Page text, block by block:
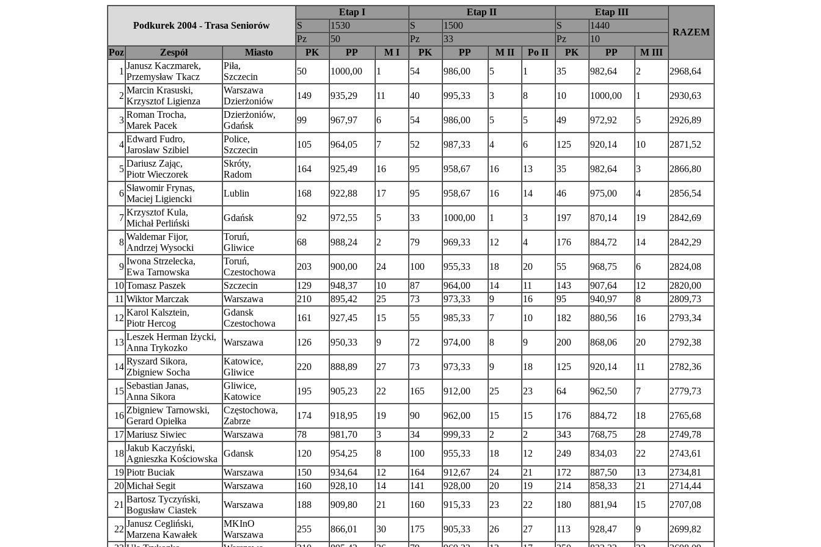
Podkurek 2004 - Trasa Seniorów
Etap I Etap II
Etap III
RAZEM
S 1530 S 1500 S
1440
Pz
50 Pz 33 Pz
10
Poz
Zespół Miasto PK PP M I PK PP M II Po II PK PP
M III
1
Janusz Kaczmarek,
Przemysław Tkacz
Piła,
Szczecin
50 1000,00 1 54 986,00 5 1 35 982,64 2 2968,64
2
Marcin Krasuski,
Krzysztof Ligienza
Warszawa
Dzierżoniów
149 935,29 11 40 995,33 3 8 10 1000,00 1 2930,63
3
Roman Trocha,
Marek Pacek
Dzierżoniów,
Gdańsk
99 967,97 6 54 986,00 5 5 49 972,92 5 2926,89
4
Edward Fudro,
Jarosław Szibiel
Police,
Szczecin
105 964,05 7 52 987,33 4 6 125 920,14 10 2871,52
5
Dariusz Zając,
Piotr Wieczorek
Skróty,
Radom
164 925,49 16 95 958,67 16 13 35 982,64 3 2866,80
6
Sławomir Frynas,
Maciej Ligiencki
Lublin 168 922,88 17 95 958,67 16 14 46 975,00 4 2856,54
7
Krzysztof Kula,
Michał Perliński
Gdańsk 92 972,55 5 33 1000,00 1 3 197 870,14 19 2842,69
8
Waldemar Fijor,
Andrzej Wysocki
Toruń,
Gliwice
68 988,24 2 79 969,33 12 4 176 884,72 14 2842,29
9
Iwona Strzelecka,
Ewa Tarnowska
Toruń,
Czestochowa
203 900,00 24 100 955,33 18 20 55 968,75 6
2824,08
10 Tomasz Paszek Szczecin 129 948,37 10 87 964,00 14 11 143 907,64 12
2820,00
11 Wiktor Marczak Warszawa 210 895,42 25 73 973,33 9 16 95 940,97 8
2809,73
12
Karol Kalsztein,
Piotr Hercog
Gdansk
Czestochowa
161 927,45 15 55 985,33 7 10 182 880,56 16 2793,34
13
Leszek Herman Iżycki,
Anna Trykozko
Warszawa 126 950,33 9 72 974,00 8 9 200 868,06 20 2792,38
14
Ryszard Sikora,
Zbigniew Socha
Katowice,
Gliwice
220 888,89 27 73 973,33 9 18 125 920,14 11 2782,36
15
Sebastian Janas,
Anna Sikora
Gliwice,
Katowice
195 905,23 22 165 912,00 25 23 64 962,50 7 2779,73
16
Zbigniew Tarnowski,
Gerard Opiełka
Częstochowa,
Zabrze
174 918,95 19 90 962,00 15 15 176 884,72 18
2765,68
17 Mariusz Siwiec Warszawa 78 981,70 3 34 999,33 2 2 343 768,75 28
2749,78
18
Jakub Kaczyński,
Agnieszka Kościowska
Gdansk 120 954,25 8 100 955,33 18 12 249 834,03 22
2743,61
19 Piotr Buciak Warszawa 150 934,64 12 164 912,67 24 21 172 887,50 13
2734,81
20 Michał Segit Warszawa 160 928,10 14 141 928,00 20 19 214 858,33 21
2714,44
21
Bartosz Tyczyński,
Bogusław Ciastek
Warszawa 188 909,80 21 160 915,33 23 22 180 881,94 15 2707,08
22
Janusz Cegliński,
Marzena Kawałek
MKInO
Warszawa
255 866,01 30 175 905,33 26 27 113 928,47 9
2699,82